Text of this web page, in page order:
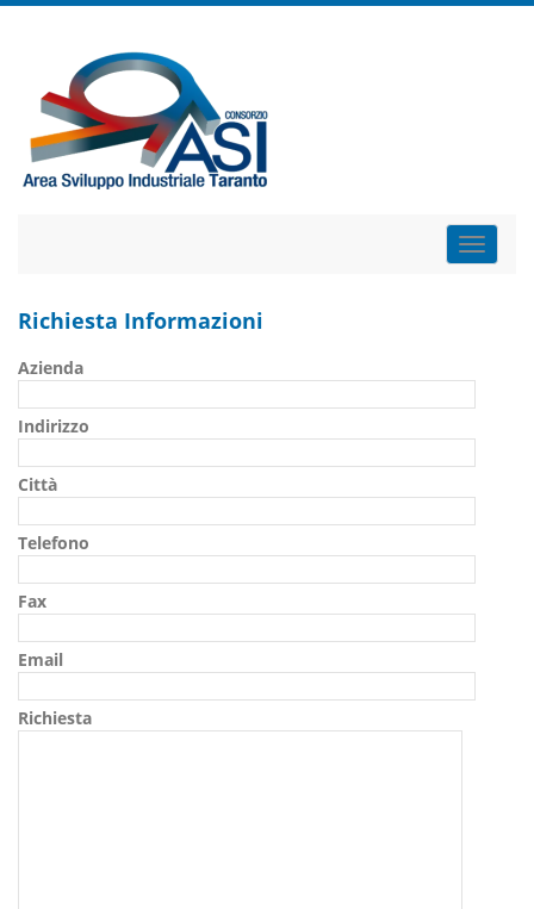
Toggle
Richiesta Informazioni
Azienda
Indirizzo
Città
Telefono
Fax
Email
Richiesta